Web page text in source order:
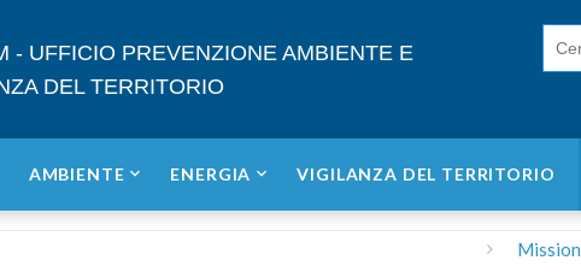
- UFFICIO PREVENZIONE AMBIENTE E
DEL TERRITORIO
AMBIENTE ENERGIA VIGILANZA DEL TERRITORIO
Mission